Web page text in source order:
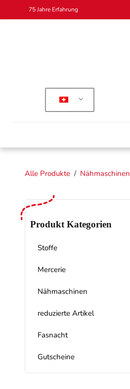
75 Jahre Erfahrung
Alle Produkte / Nähmaschinen
Produkt Kategorien
Stoffe
Mercerie
Nähmaschinen
reduzierte Artikel
Fasnacht
Gutscheine